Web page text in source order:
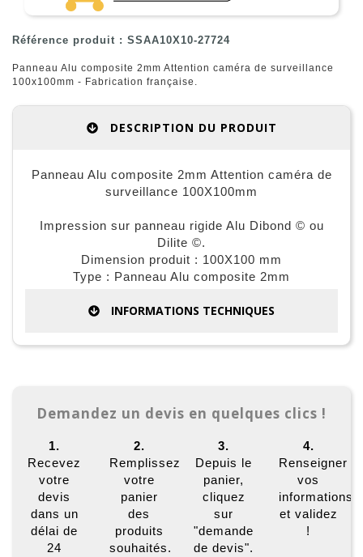
Référence produit : SSAA10X10-27724
Panneau Alu composite 2mm Attention caméra de surveillance
100x100mm - Fabrication française.
DESCRIPTION DU PRODUIT
Panneau Alu composite 2mm Attention caméra de
surveillance 100X100mm
Impression sur panneau rigide Alu Dibond © ou
Dilite ©.
Dimension produit : 100X100 mm
Type : Panneau Alu composite 2mm
INFORMATIONS TECHNIQUES
Demandez un devis en quelques clics !
1.
Recevez
votre
devis
dans un
délai de
24
2.
Remplissez
votre
panier
des
produits
souhaités.
3.
Depuis le
panier,
cliquez
sur
"demande
de devis".
4.
Renseigner
vos
informations
et validez
!